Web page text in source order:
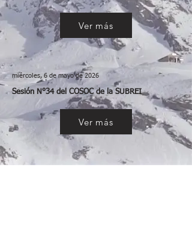
Ver más
miércoles, 6 de mayo de 2026
Sesión N°34 del COSOC de la SUBREI
Ver más